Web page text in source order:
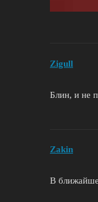
Zigull
Блин, и не
Zakin
В